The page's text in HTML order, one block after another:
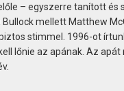
– egyszerre tanított
mellett Matthew
stimmel. 1996-ot
lőnie az apának. Az